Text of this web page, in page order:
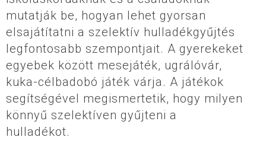
mutatják be, hogyan lehet gyorsan
elsajátítatni a szelektív hulladékgyűjtés
legfontosabb szempontjait. A gyerekeket
egyebek között mesejáték, ugrálóvár,
kuka-célbadobó játék várja. A játékok
segítségével megismertetik, hogy milyen
könnyű szelektíven gyűjteni a
hulladékot.